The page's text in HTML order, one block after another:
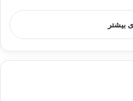
بیشتر